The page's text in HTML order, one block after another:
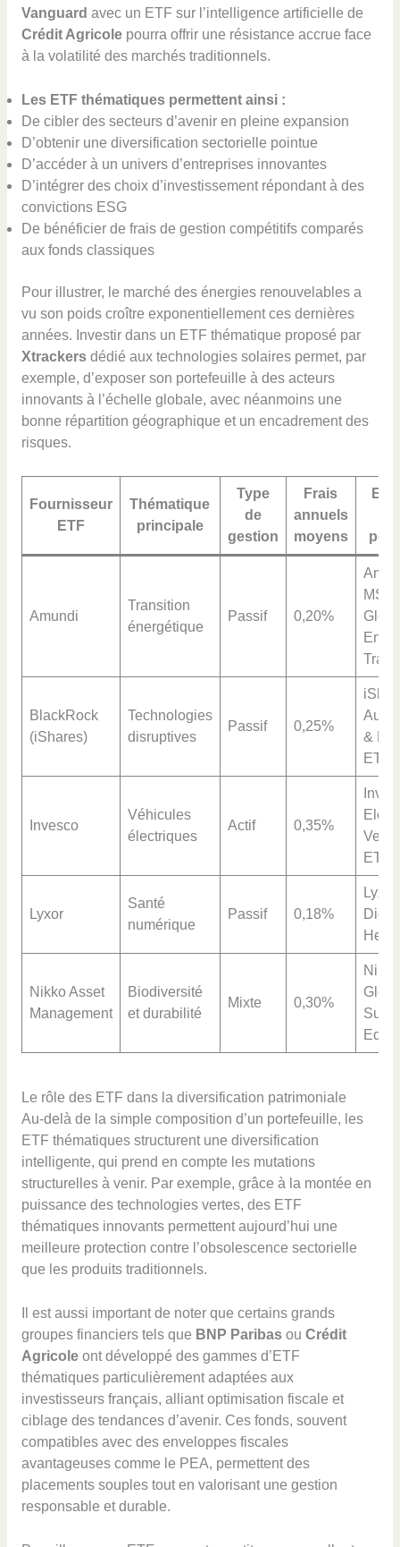
Vanguard avec un ETF sur l’intelligence artificielle de
Crédit Agricolepourra offrir une résistance accrue face
à la volatilité des marchés traditionnels.
Les ETF thématiques permettent ainsi :
De cibler des secteurs d’avenir en pleine expansion
D’obtenir une diversification sectorielle pointue
D’accéder à un univers d’entreprises innovantes
D’intégrer des choix d’investissement répondant à des
convictions ESG
De bénéficier de frais de gestion compétitifs comparés
aux fonds classiques
Pour illustrer, le marché des énergies renouvelables a
vu son poids croître exponentiellement ces dernières
années. Investir dans un ETF thématique proposé par
Xtrackersdédié aux technologies solaires permet, par
exemple, d’exposer son portefeuille à des acteurs
innovants à l’échelle globale, avec néanmoins une
bonne répartition géographique et un encadrement des
risques.
Fournisseur
ETF
Thématique
principale
Type
de
gestion
Frais
annuels
moyens
Amundi
Transition
énergétique
Passif 0,20%
MSCI
BlackRock
(iShares)
Technologies
disruptives
Passif 0,25%
&
ETF
Invesco
Véhicules
électriques
Actif 0,35%
ETF
Lyxor
Santé
numérique
Passif 0,18%
Nikko Asset
Management
Biodiversité
et durabilité
Mixte 0,30%
Nikko
Le rôle des ETF dans la diversification patrimoniale
Au-delà de la simple composition d’un portefeuille, les
ETF thématiques structurent une diversification
intelligente, qui prend en compte les mutations
structurelles à venir. Par exemple, grâce à la montée en
puissance des technologies vertes, des ETF
thématiques innovants permettent aujourd’hui une
meilleure protection contre l’obsolescence sectorielle
que les produits traditionnels.
Il est aussi important de noter que certains grands
groupes financiers tels que BNP Paribasou Crédit
Agricoleont développé des gammes d’ETF
thématiques particulièrement adaptées aux
investisseurs français, alliant optimisation fiscale et
ciblage des tendances d’avenir. Ces fonds, souvent
compatibles avec des enveloppes fiscales
avantageuses comme le PEA, permettent des
placements souples tout en valorisant une gestion
responsable et durable.